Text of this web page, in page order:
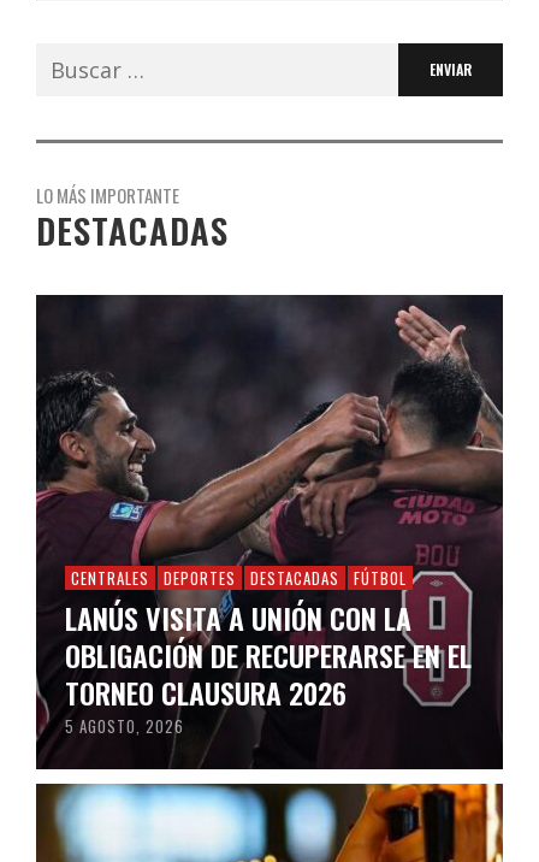
Buscar:
LO MÁS IMPORTANTE
DESTACADAS
CENTRALES DEPORTES DESTACADAS FÚTBOL
LANÚS VISITA A UNIÓN CON LA
OBLIGACIÓN DE RECUPERARSE EN EL
TORNEO CLAUSURA 2026
5 AGOSTO, 2026